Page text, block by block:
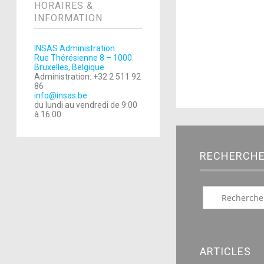
HORAIRES &
INFORMATION
INSAS Administration
Rue Thérésienne 8 – 1000
Bruxelles, Belgique
Administration: +32 2 511 92
86
info@insas.be
du lundi au vendredi de 9:00
à 16:00
RECHERCHE
ARTICLES